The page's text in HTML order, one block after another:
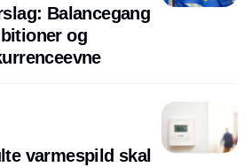
Balancegang
og
varmespild skal